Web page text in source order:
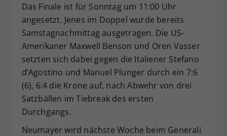
Das Finale ist für Sonntag um 11:00 Uhr
angesetzt. Jenes im Doppel wurde bereits
Samstagnachmittag ausgetragen. Die US-
Amerikaner Maxwell Benson und Oren Vasser
setzten sich dabei gegen die Italiener Stefano
d’Agostino und Manuel Plunger durch ein 7:6
(6), 6:4 die Krone auf, nach Abwehr von drei
Satzbällen im Tiebreak des ersten
Durchgangs.
Neumayer wird nächste Woche beim Generali